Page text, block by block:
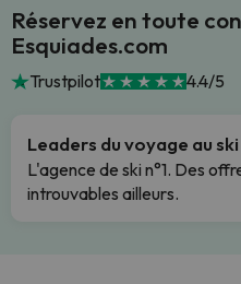
Réservez en toute
Esquiades.com
Trustpilot 4.4/5
Leaders du voyage au ski
L'agence de ski n°1. Des
introuvables ailleurs.